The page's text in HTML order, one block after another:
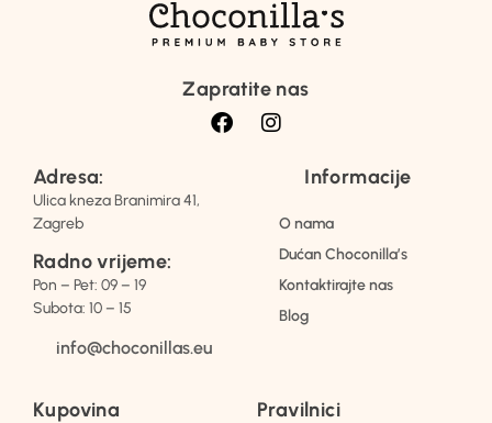
Zapratite nas
Adresa:
Ulica kneza Branimira 41,
Zagreb
Radno vrijeme:
Pon – Pet: 09 – 19
Subota: 10 – 15
info@choconillas.eu
Informacije
O nama
Dućan Choconilla’s
Kontaktirajte nas
Blog
Kupovina Pravilnici